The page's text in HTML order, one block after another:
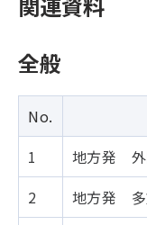
全般
No.
1
地方発 外
2
地方発 多